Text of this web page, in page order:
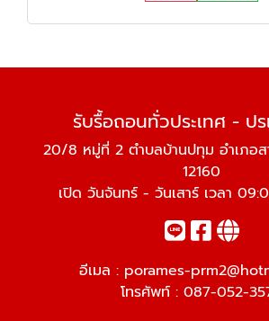
รับรื้อถอนทั่วประเทศ - ปร
20/8 หมู่ที่ 2 ตำบลบ้านปทุม อำเภอส
12160
เปิด วันจันทร์ - วันเสาร์ เวลา
อีเมล : porames-
โทรศัพท์ : 087-052-